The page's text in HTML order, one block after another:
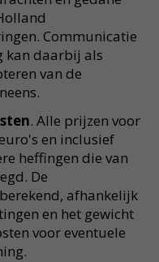
Communicatie
kan daarbij als
van de
. Alle prijzen voor
en inclusief
heffingen die van
De
afhankelijk
en het gewicht
voor eventuele